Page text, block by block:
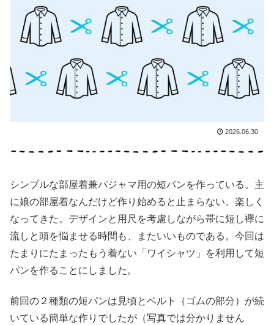
2026.06.30
シンプルな部屋着兼パジャマ用の短パンを作っている。主
に娘の部屋着なんだけど作り始めると止まらない。楽しく
なってきた。デザインと用尺を考慮しながら帯に短し襷に
流しと頭を悩ませる時間も、またいいものである。今回は
たまりにたまったもう着ない「ワイシャツ」を利用して短
パンを作ることにしました。
前回の２種類の短パンは見頃とベルト（ゴムの部分）が続
いている簡単な作りでしたが（写真では分かりません